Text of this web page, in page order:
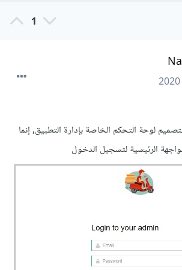
1
لوحة التحكم الخاصة بإدارة التطبيق, إنما
الرئيسية لتسجيل الدخول